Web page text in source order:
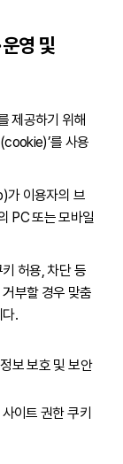
영 및
제공하기 위해
를 사용
가 이용자의 브
PC 또는 모바일
허용, 차단 등
부할 경우 맞춤
.
보 보호 및 보안
이트 권한 쿠키